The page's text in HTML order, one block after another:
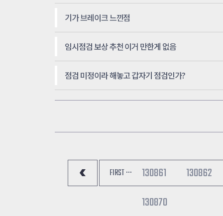
기가 브레이크 느낀점
임시점검 보상 추천 이거 만한게 없음
점검 미정이라 해놓고 갑자기 점검인가?
FIRST ··· 130861
130862
130870